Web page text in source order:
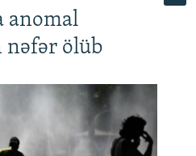
anomal
nəfər ölüb